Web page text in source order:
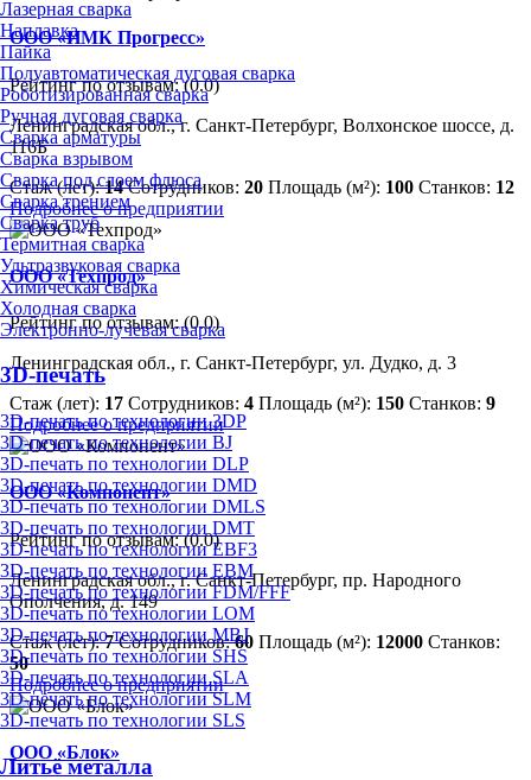
Лазерная сварка
Наплавка
Пайка
Полуавтоматическая дуговая сварка
Роботизированная сварка
Ручная дуговая сварка
Сварка арматуры
Сварка взрывом
Сварка под слоем флюса
Сварка трением
Сварка труб
Термитная сварка
Ультразвуковая сварка
Химическая сварка
Холодная сварка
Электронно-лучевая сварка
3D-печать
3D-печать по технологии 3DP
3D-печать по технологии BJ
3D-печать по технологии DLP
3D-печать по технологии DMD
3D-печать по технологии DMLS
3D-печать по технологии DMT
3D-печать по технологии EBF3
3D-печать по технологии EBM
3D-печать по технологии FDM/FFF
3D-печать по технологии LOM
3D-печать по технологии MBJ
3D-печать по технологии SHS
3D-печать по технологии SLA
3D-печать по технологии SLM
3D-печать по технологии SLS
Литьё металла
ООО «ИМК Прогресс»
Рейтинг по отзывам:(0.0)
Ленинградская обл., г. Санкт-Петербург, Волхонское шоссе, д.
116Б
Стаж (лет):14 Сотрудников: 20 Площадь (м²): 100 Станков: 12
Подробнее о предприятии
ООО «Техпрод»
Рейтинг по отзывам:(0.0)
Ленинградская обл., г. Санкт-Петербург, ул. Дудко, д. 3
Стаж (лет): 17 Сотрудников: 4 Площадь (м²): 150 Станков: 9
Подробнее о предприятии
ООО «Компонент»
Рейтинг по отзывам:(0.0)
Ленинградская обл., г. Санкт-Петербург, пр. Народного
Ополчения, д. 149
Стаж (лет):7 Сотрудников:60 Площадь (м²): 12000 Станков:
50
Подробнее о предприятии
ООО «Блок»